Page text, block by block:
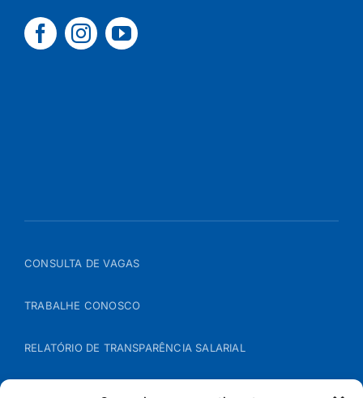
CONSULTA DE VAGAS
TRABALHE CONOSCO
RELATÓRIO DE TRANSPARÊNCIA SALARIAL